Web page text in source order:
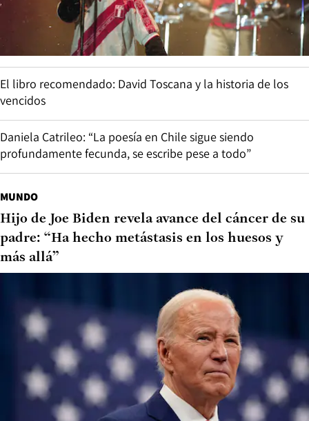
El libro recomendado: David Toscana y la historia de los
vencidos
Daniela Catrileo: “La poesía en Chile sigue siendo
profundamente fecunda, se escribe pese a todo”
MUNDO
Hijo de Joe Biden revela avance del cáncer de su
padre: “Ha hecho metástasis en los huesos y
más allá”